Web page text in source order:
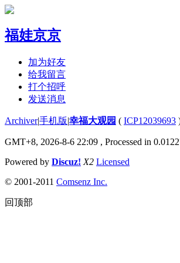
福娃京京
加为好友
给我留言
打个招呼
发送消息
Archiver|手机版|幸福大观园 ( ICP12039693
GMT+8, 2026-8-6 22:09 , Processed in
Powered by Discuz! X2 Licensed
© 2001-2011 Comsenz Inc.
回顶部